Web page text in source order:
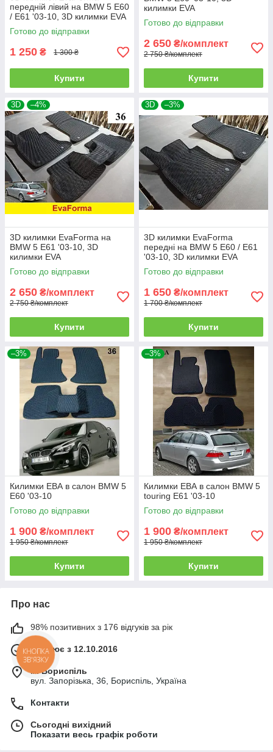
передній лівий на BMW 5 E60
/ E61 '03-10, 3D килимки EVA
Готово до відправки
1 250 ₴ 1 300 ₴
Купити
килимки EVA
Готово до відправки
2 650 ₴/комплект
2 750 ₴/комплект
Купити
3D –4%
3D килимки EvaForma на
BMW 5 E61 '03-10, 3D
килимки EVA
Готово до відправки
2 650 ₴/комплект
2 750 ₴/комплект
Купити
3D –3%
3D килимки EvaForma
передні на BMW 5 E60 / E61
'03-10, 3D килимки EVA
Готово до відправки
1 650 ₴/комплект
1 700 ₴/комплект
Купити
–3%
Килимки ЕВА в салон BMW 5
E60 '03-10
Готово до відправки
1 900 ₴/комплект
1 950 ₴/комплект
Купити
–3%
Килимки ЕВА в салон BMW 5
touring E61 '03-10
Готово до відправки
1 900 ₴/комплект
1 950 ₴/комплект
Купити
Про нас
98% позитивних з 176 відгуків за рік
Працює з 12.10.2016
м. Бориспіль
вул. Запорізька, 36, Бориспіль, Україна
Контакти
Сьогодні вихідний
Показати весь графік роботи
КНОПКА
ЗВ'ЯЗКУ